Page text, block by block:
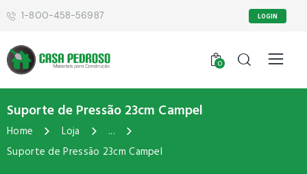
1-800-458-56987 LOGIN
0
Suporte de Pressão 23cm Campel
Home Loja
...
Suporte de Pressão 23cm Campel